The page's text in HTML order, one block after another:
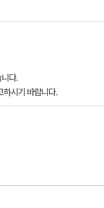
다.
하시기 바랍니다.